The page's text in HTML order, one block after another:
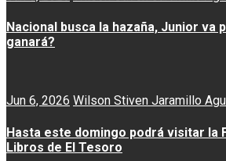
Nacional busca la hazaña, Junior va
ganará?
Jun 6, 2026 Wilson Stiven Jaramillo
Hasta este domingo podrá visitar la
Libros de El Tesoro